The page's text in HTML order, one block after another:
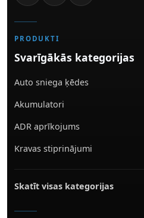
PRODUKTI
Svarīgākās kategorijas
Auto sniega ķēdes
Akumulatori
ADR aprīkojums
Kravas stiprinājumi
Skatīt visas kategorijas